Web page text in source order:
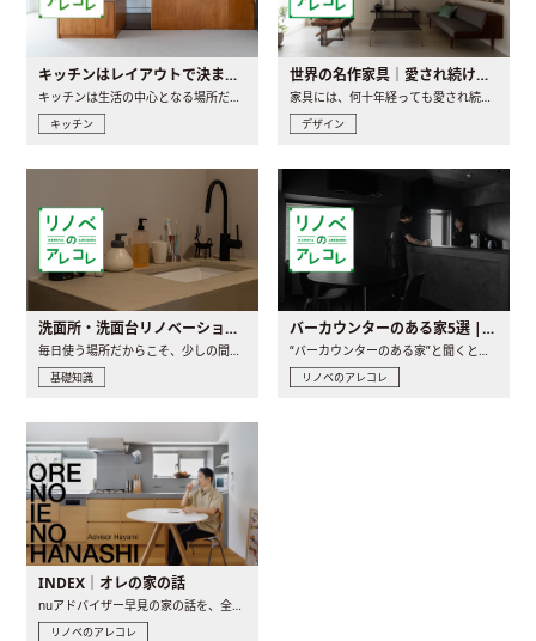
キッチンはレイアウトで決まる。後悔しないための考え方と選び方
キッチンは生活の中心となる場所だからこそ、家の中のどこに置..
キッチン
世界の名作家具｜愛され続ける理由と一生モノとの出会い方
家具には、何十年経っても愛され続ける「名作」と呼ばれるもの..
デザイン
洗面所・洗面台リノベーションの事例と間取りアイデア
毎日使う場所だからこそ、少しの間取りの工夫や素材の選び方で..
基礎知識
バーカウンターのある家5選 | 日常に馴染む“距離の近い”キッチンとは
“バーカウンターのある家”と聞くと、少し特別な、大人のための..
リノベのアレコレ
INDEX｜オレの家の話
nuアドバイザー早見の家の話を、全4話でお届け。リノベーションを..
リノベのアレコレ